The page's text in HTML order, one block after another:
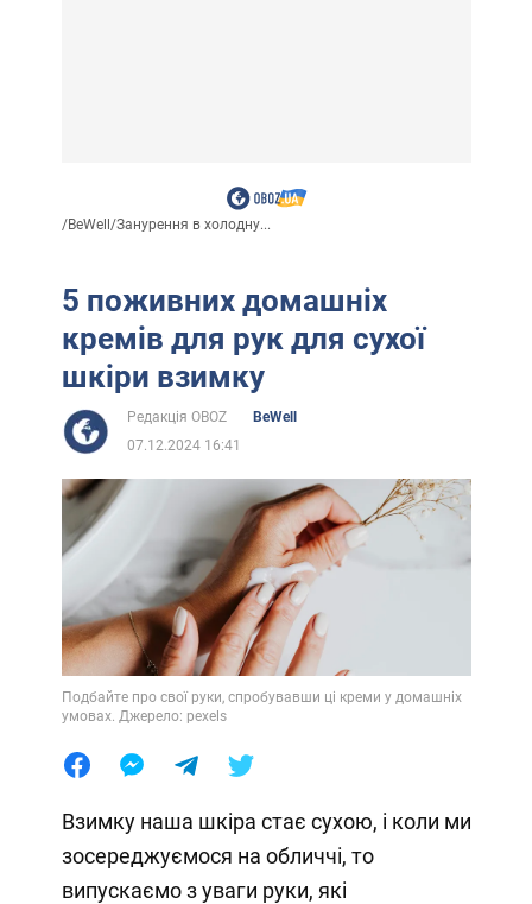
/BeWell/Занурення в холодну...
5 поживних домашніх
кремів для рук для сухої
шкіри взимку
Редакція OBOZ
BeWell
07.12.2024 16:41
Подбайте про свої руки, спробувавши ці креми у домашніх
умовах. Джерело: pexels
Взимку наша шкіра стає сухою, і коли ми
зосереджуємося на обличчі, то
випускаємо з уваги руки, які